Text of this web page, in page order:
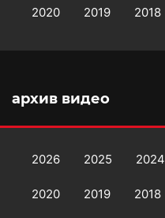
2020 2019 2018
архив видео
2026 2025 2024
2020 2019 2018